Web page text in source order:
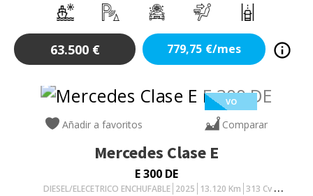
63.500 € 779,75 €/mes
VO
Añadir a favoritos Comparar
Mercedes Clase E
E 300 DE
DIESEL/ELECETRICO ENCHUFABLE 2025 13.120 Km 313 Cv